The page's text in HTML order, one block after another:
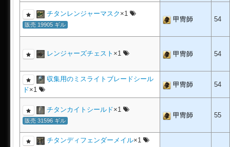
チタンレンジャーマスク ×1
販売 19905 ギル
甲冑師 54
レンジャーズチェスト ×1 甲冑師 54
収集用のミスライトブレードシール
ド×1
甲冑師 54
チタンカイトシールド×1
販売 31596 ギル
甲冑師 55
チタンディフェンダーメイル×1